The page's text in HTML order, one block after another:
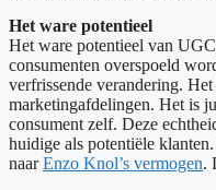
Het ware potentieel
Het ware potentieel van
consumenten overspoeld
verfrissende verandering.
marketingafdelingen. Het is
consument zelf. Deze
huidige als potentiële
naarEnzo Knol’s vermogen.